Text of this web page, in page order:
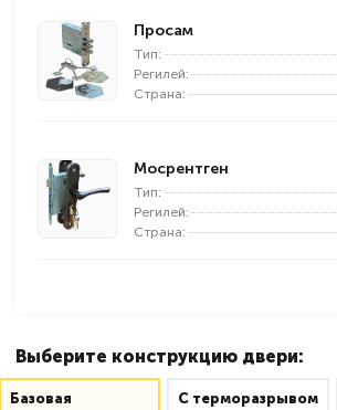
Просам
Тип:
Регилей:
Страна:
Мосрентген
Тип:
Регилей:
Страна:
Выберите конструкцию двери:
Базовая C терморазрывом